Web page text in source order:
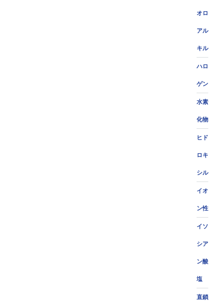
オロ
アル
キル
ハロ
ゲン
水素
化物
ヒド
ロキ
シル
イオ
ン性
イソ
シア
ン酸
塩
直鎖